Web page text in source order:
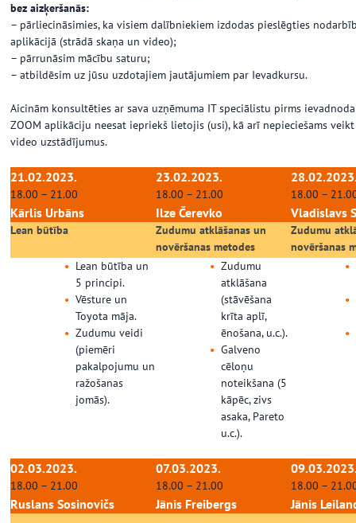
bez aizķeršanās:
– pārliecināsimies, ka visiem dalībniekiem izdodas pieslēgties
aplikācijā (strādā skaņa un video);
– pārrunāsim mācību saturu;
– atbildēsim uz jūsu uzdotajiem jautājumiem par Ievadkursu.
Aicinām konsultēties ar sava uzņēmuma IT speciālistu pirms
ZOOM aplikāciju neesat iepriekš lietojis (usi), kā arī nepieciešams
video uzstādījumus.
21.02.2023.
18.00 – 21.00
Kārlis Urbāns
23.02.2023.
18.00 – 21.00
Ilze Čerevko
18.00 –
Vladislavs
Lean būtība
Zudumu atklāšanas un
novēršanas metodes
Zudumu
novēršanas
Lean būtība un
5 principi.
Vēsture un
Toyota māja.
Zudumu veidi
(piemēri
pakalpojumu un
ražošanas
jomās).
Zudumu
atklāšana
(stāvēšana
krīta aplī,
ēnošana, u.c.).
Galveno
cēloņu
noteikšana (5
kāpēc, zivs
asaka, Pareto
u.c.).
02.03.2023.
18.00 – 21.00
Ruslans Sosinovičs
07.03.2023.
18.00 – 21.00
Jānis Freibergs
18.00 –
Jānis